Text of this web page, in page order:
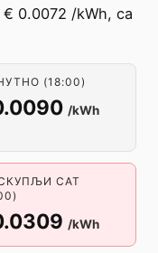
€ 0.0072 /kWh, са
(18:00)
/kWh
САТ
/kWh